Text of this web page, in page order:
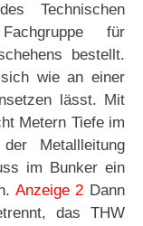
Technischen
für
bestellt.
wie an einer
lässt. Mit
Metern Tiefe im
Metallleitung
im Bunker ein
Anzeige 2 Dann
das THW